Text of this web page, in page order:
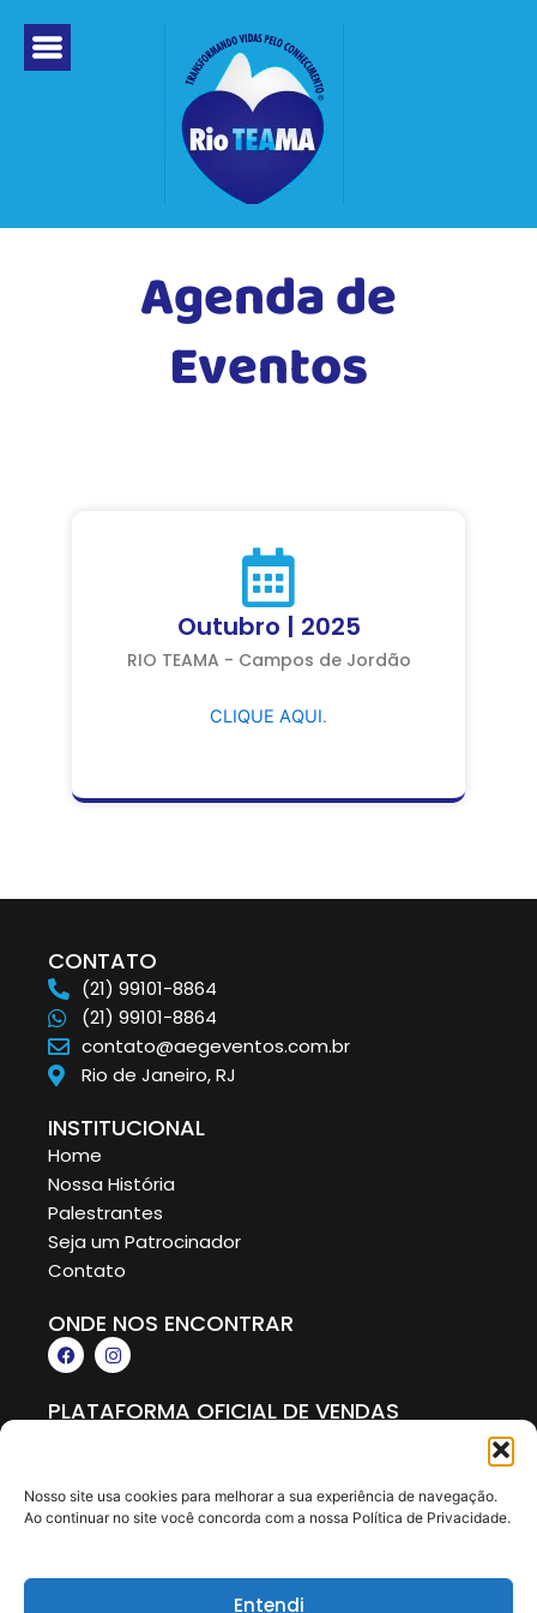
Nosso site usa cookies para melhorar a sua experiência de navegação.
Ao continuar no site você concorda com a nossa Política de Privacidade.
Entendi
para
Agenda de
Eventos
Outubro | 2025
RIO TEAMA - Campos de Jordão
CLIQUE AQUI.
CONTATO
(21) 99101-8864
(21) 99101-8864
contato@aegeventos.com.br
Rio de Janeiro, RJ
INSTITUCIONAL
Home
Nossa História
Palestrantes
Seja um Patrocinador
Contato
ONDE NOS ENCONTRAR
F
a
c
e
b
I
n
s
t
a
m
PLATAFORMA OFICIAL DE VENDAS
© Copyright 2025 Todos os direitos reservados.